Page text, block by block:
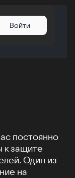
Войти
постоянно
к защите
Один из
на